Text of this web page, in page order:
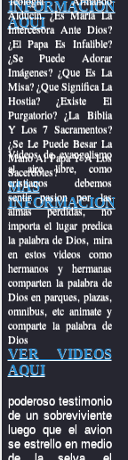
INFORMACION
AQUI
Alducin. ¿Es María La
Intercesora Ante Dios?
¿El Papa Es Infalible?
¿Se Puede Adorar
Imágenes? ¿Que Es La
Misa? ¿Que Significa La
Hostia? ¿Existe El
Purgatorio? ¿La Biblia
Y Los 7 Sacramentos?
¿Se Le Puede Besar La
Mano Al Papa Y A Los
Sacerdotes?
MAS
INFORMACION
Videos de evangelismo
al aire libre, como
cristianos debemos
sentir pasion por las
almas perdidas, no
importa el lugar predica
la palabra de Dios, mira
en estos videos como
hermanos y hermanas
comparten la palabra de
Dios en parques, plazas,
omnibus, etc animate y
comparte la palabra de
Dios
VER VIDEOS
AQUI
poderoso testimonio
de un sobreviviente
luego que el avion
se estrello en medio